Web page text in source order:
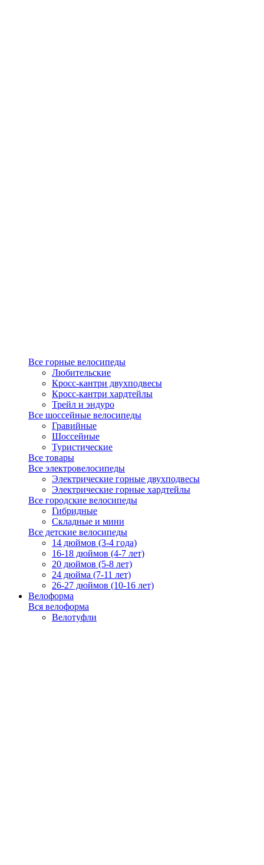
Все горные велосипеды
Любительские
Кросс-кантри двухподвесы
Кросс-кантри хардтейлы
Трейл и эндуро
Все шоссейные велосипеды
Гравийные
Шоссейные
Туристические
Все товары
Все электровелосипеды
Электрические горные двухподвесы
Электрические горные хардтейлы
Все городские велосипеды
Гибридные
Складные и мини
Все детские велосипеды
14 дюймов (3-4 года)
16-18 дюймов (4-7 лет)
20 дюймов (5-8 лет)
24 дюйма (7-11 лет)
26-27 дюймов (10-16 лет)
Велоформа
Вся велоформа
Велотуфли